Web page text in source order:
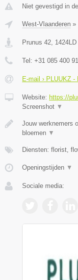
Niet gevestigd in
West-Vlaanderen »
Prunus 42, 1424LD
Tel: +31 085 400
E-mail › PLUUKZ
Website: https://
Screenshot ▼
Jouw werknemers
bloemen ▼
Diensten: florist,
Openingstijden ▼
Sociale media: